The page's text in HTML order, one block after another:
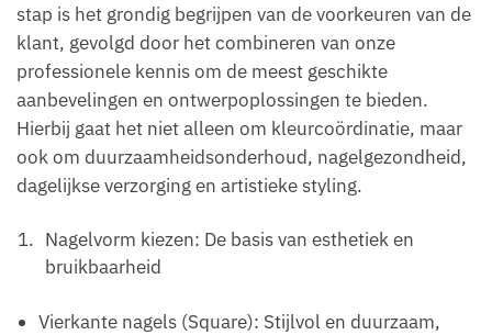
stap is het grondig begrijpen van de voorkeuren van de
klant, gevolgd door het combineren van onze
professionele kennis om de meest geschikte
aanbevelingen en ontwerpoplossingen te bieden.
Hierbij gaat het niet alleen om kleurcoördinatie, maar
ook om duurzaamheidsonderhoud, nagelgezondheid,
dagelijkse verzorging en artistieke styling.
Nagelvorm kiezen: De basis van esthetiek en
bruikbaarheid
Vierkante nagels (Square): Stijlvol en duurzaam,